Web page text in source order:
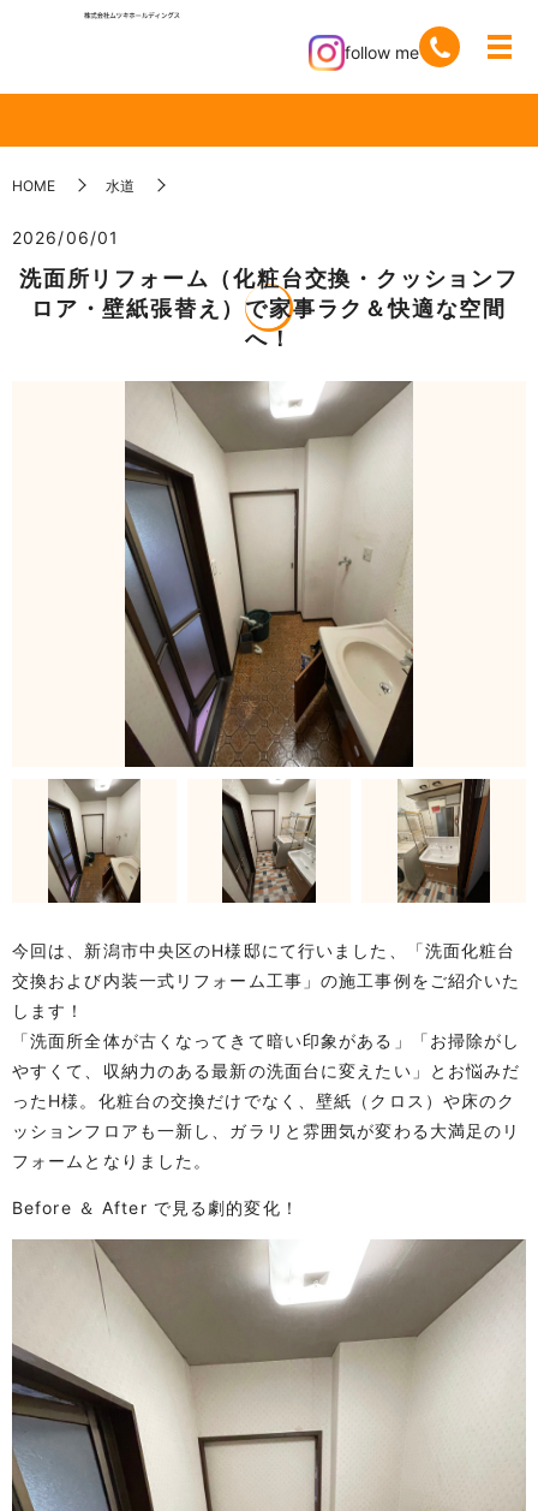
follow me
HOME 水道
2026/06/01
洗面所リフォーム（化粧台交換・クッションフ
ロア・壁紙張替え）で家事ラク＆快適な空間
へ！
今回は、新潟市中央区のH様邸にて行いました、「洗面化粧台
交換および内装一式リフォーム工事」の施工事例をご紹介いた
します！
「洗面所全体が古くなってきて暗い印象がある」「お掃除がし
やすくて、収納力のある最新の洗面台に変えたい」とお悩みだ
ったH様。化粧台の交換だけでなく、壁紙（クロス）や床のク
ッションフロアも一新し、ガラリと雰囲気が変わる大満足のリ
フォームとなりました。
Before ＆ After で見る劇的変化！